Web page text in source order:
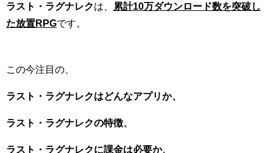
ラスト・ラグナレクは、
累計10万ダウンロード数を突破し
た放置RPGです。
この今注目の、
ラスト・ラグナレクはどんなアプリか、
ラスト・ラグナレクの特徴、
ラスト・ラグナレクに課金は必要か、